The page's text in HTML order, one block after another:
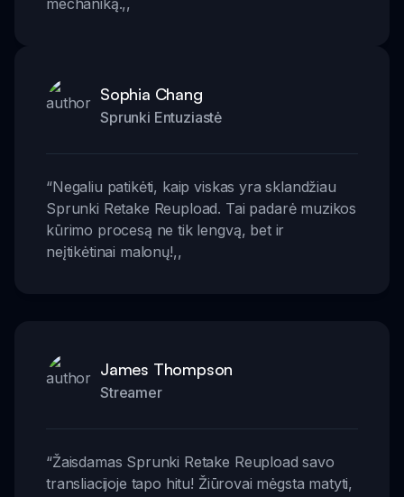
Sophia Chang
Sprunki Entuziastė
“Negaliu patikėti, kaip viskas yra sklandžiau
Sprunki Retake Reupload. Tai padarė muzikos
kūrimo procesą ne tik lengvą, bet ir
neįtikėtinai malonų!,,
James Thompson
Streamer
“Žaisdamas Sprunki Retake Reupload savo
transliacijoje tapo hitu! Žiūrovai mėgsta matyti,